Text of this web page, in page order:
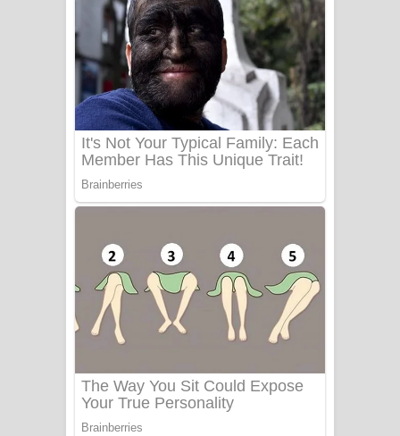
Ow Man Sosa Song Lyrics - ඔව් මං
සෝසා ගීතයේ පද පෙළ
Heavy Weight Song Lyrics
Aye Lanweela Song Lyrics - ආයේ
ලංවීලා ගීතයේ පද පෙළ
පුරන්නට ගීතයේ පද පෙළ
FEVER DREAM Lyrics - Alex Warren
BTS : Hooligan Lyrics
ගීතයේ පද පෙළ